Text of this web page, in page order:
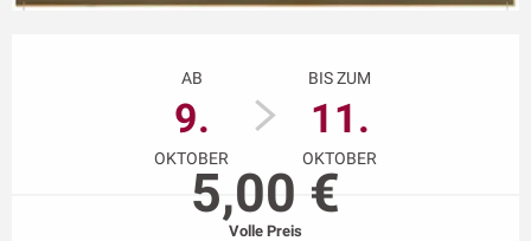
AB
9.
OKTOBER
BIS ZUM
11.
OKTOBER
5,00 €
Volle Preis